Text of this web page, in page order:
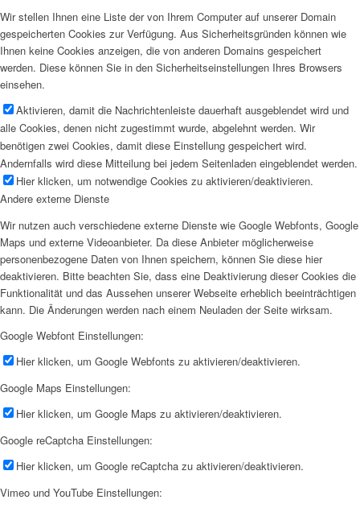
Wir stellen Ihnen eine Liste der von Ihrem Computer auf unserer Domain
gespeicherten Cookies zur Verfügung. Aus Sicherheitsgründen können wie
Ihnen keine Cookies anzeigen, die von anderen Domains gespeichert
werden. Diese können Sie in den Sicherheitseinstellungen Ihres Browsers
einsehen.
Aktivieren, damit die Nachrichtenleiste dauerhaft ausgeblendet wird und
alle Cookies, denen nicht zugestimmt wurde, abgelehnt werden. Wir
benötigen zwei Cookies, damit diese Einstellung gespeichert wird.
Andernfalls wird diese Mitteilung bei jedem Seitenladen eingeblendet werden.
Hier klicken, um notwendige Cookies zu aktivieren/deaktivieren.
Andere externe Dienste
Wir nutzen auch verschiedene externe Dienste wie Google Webfonts, Google
Maps und externe Videoanbieter. Da diese Anbieter möglicherweise
personenbezogene Daten von Ihnen speichern, können Sie diese hier
deaktivieren. Bitte beachten Sie, dass eine Deaktivierung dieser Cookies die
Funktionalität und das Aussehen unserer Webseite erheblich beeinträchtigen
kann. Die Änderungen werden nach einem Neuladen der Seite wirksam.
Google Webfont Einstellungen:
Hier klicken, um Google Webfonts zu aktivieren/deaktivieren.
Google Maps Einstellungen:
Hier klicken, um Google Maps zu aktivieren/deaktivieren.
Google reCaptcha Einstellungen:
Hier klicken, um Google reCaptcha zu aktivieren/deaktivieren.
Vimeo und YouTube Einstellungen: